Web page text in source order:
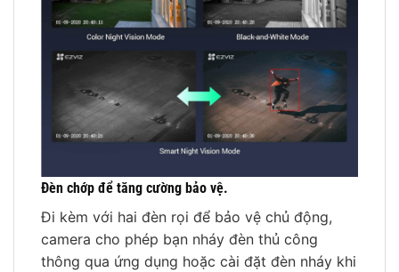
Đèn chớp để tăng cường bảo vệ.
Đi kèm với hai đèn rọi để bảo vệ chủ động,
camera cho phép bạn nháy đèn thủ công
thông qua ứng dụng hoặc cài đặt đèn nháy khi